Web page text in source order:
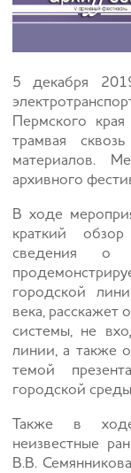
5 декабря
Пермского
трамвая
материалов.
архивного
В ходе
краткий
сведения о
городской
века, расскажет
системы, не
линии, а также о
темой
городской
Также в ходе
неизвестные
В.В.